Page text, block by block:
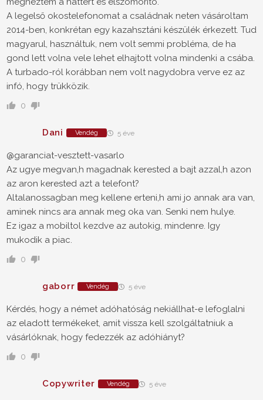
A legelső okostelefonomat a családnak neten vásároltam
2014-ben, konkrétan egy kazahsztáni készülék érkezett. Tud
magyarul, használtuk, nem volt semmi probléma, de ha
gond lett volna vele lehet elhajtott volna mindenki a csába.
A turbado-ról korábban nem volt nagydobra verve ez az
infó, hogy trükközik.
0
Dani Vendég 5 éve
@garanciat-vesztett-vasarlo
Az ugye megvan,h magadnak kerested a bajt azzal,h azon
az aron kerested azt a telefont?
Altalanossagban meg kellene erteni,h ami jo annak ara van,
aminek nincs ara annak meg oka van. Senki nem hulye.
Ez igaz a mobiltol kezdve az autokig, mindenre. Igy
mukodik a piac.
0
gaborr Vendég 5 éve
Kérdés, hogy a német adóhatóság nekiállhat-e lefoglalni
az eladott termékeket, amit vissza kell szolgáltatniuk a
vásárlóknak, hogy fedezzék az adóhiányt?
0
Copywriter Vendég 5 éve